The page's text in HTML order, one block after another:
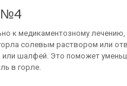
№4
к медикаментозному лечению,
солевым раствором или
шалфей. Это поможет
в горле.